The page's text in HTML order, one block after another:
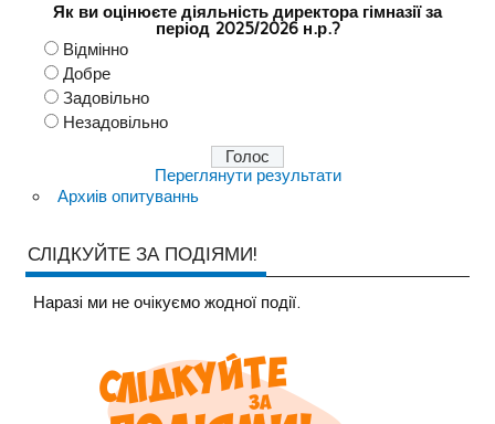
Як ви оцінюєте діяльність директора гімназії за
період 2025/2026 н.р.?
Відмінно
Добре
Задовільно
Незадовільно
Переглянути результати
Архиів опитуваннь
СЛІДКУЙТЕ ЗА ПОДІЯМИ!
Наразi ми не очiкуємо жодної події.